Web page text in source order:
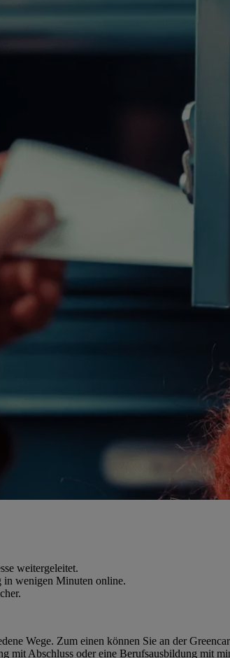
weitergeleitet.
in wenigen Minuten online.
Wege. Zum einen können Sie an der
mit Abschluss oder eine Berufsausbildung mit